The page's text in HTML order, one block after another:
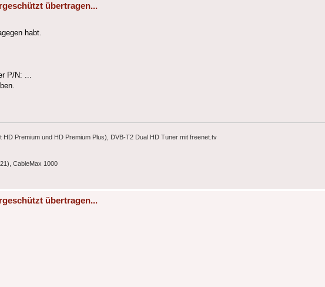
übertragen...
habt.
P/N: ...
Premium und HD Premium Plus), DVB-T2 Dual HD Tuner mit freenet.tv
CableMax 1000
übertragen...